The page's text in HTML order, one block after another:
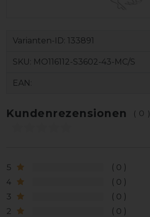
Varianten-ID: 133891
SKU: MO116112-S3602-43-MC/S
EAN:
Kundenrezensionen (0)
5
0
4
0
3
0
2
0